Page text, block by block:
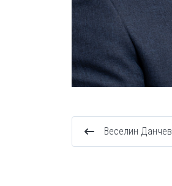
Веселин Данчев